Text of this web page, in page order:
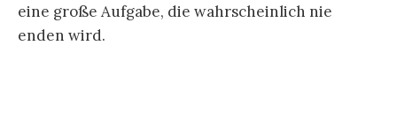
eine große Aufgabe, die wahrscheinlich nie
enden wird.